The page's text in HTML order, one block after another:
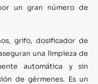
un gran número de
grifo, dosificador de
una limpieza de
automática y sin
de gérmenes. Es un